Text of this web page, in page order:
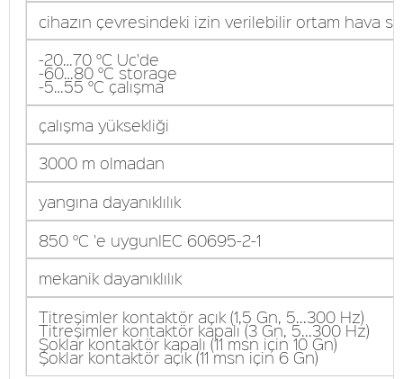
cihazın çevresindeki izin verilebilir ortam hava
-20…70 °C Uc'de
-60…80 °C storage
-5…55 °C çalışma
çalışma yüksekliği
3000 m olmadan
yangına dayanıklılık
850 °C 'e uygunIEC 60695-2-1
mekanik dayanıklılık
Titreşimler kontaktör açık (1,5 Gn, 5...300 Hz)
Titreşimler kontaktör kapalı (3 Gn, 5...300 Hz)
Şoklar kontaktör kapalı (11 msn için 10 Gn)
Şoklar kontaktör açık (11 msn için 6 Gn)